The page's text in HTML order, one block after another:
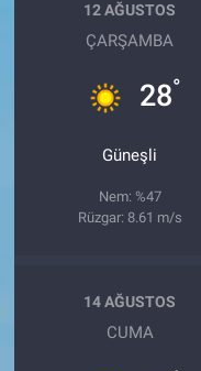
12 AĞUSTOS
ÇARŞAMBA
28°
Güneşli
Nem: %47
Rüzgar: 8.61 m/s
14 AĞUSTOS
CUMA